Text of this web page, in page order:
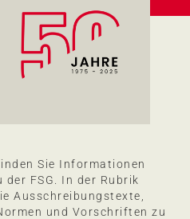
Sie Informationen
FSG. In der Rubrik
Ausschreibungstexte,
und Vorschriften zu